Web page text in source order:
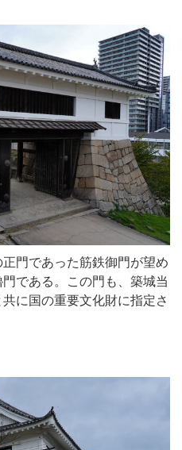
門であった筋鉄御門が望め
である。この門も、築城当
に国の重要文化財に指定さ